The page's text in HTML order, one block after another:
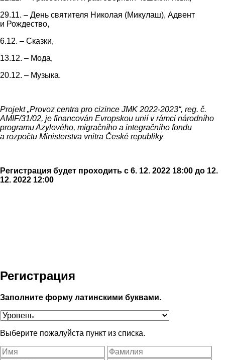
29.11. – День святителя Николая (Микулаш), Адвент
и Рождество,
6.12. – Сказки,
13.12. – Мода,
20.12. – Музыка.
Projekt „Provoz centra pro cizince JMK 2022-2023“, reg. č.
AMIF/31/02, je financován Evropskou unií v rámci národního
programu Azylového, migračního a integračního fondu
a rozpočtu Ministerstva vnitra České republiky
Регистрация будет проходить с 6. 12. 2022 18:00 до 12.
12. 2022 12:00
Регистрация
Заполните форму латинскими буквами.
Выберите пожалуйста пункт из списка.